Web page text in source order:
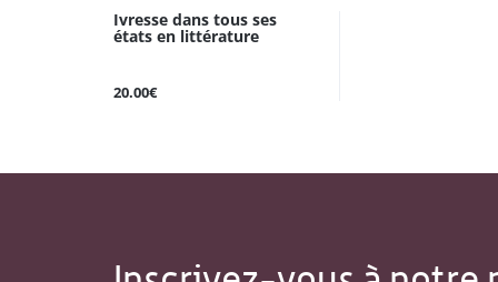
Ivresse dans tous ses
états en littérature
20.00€